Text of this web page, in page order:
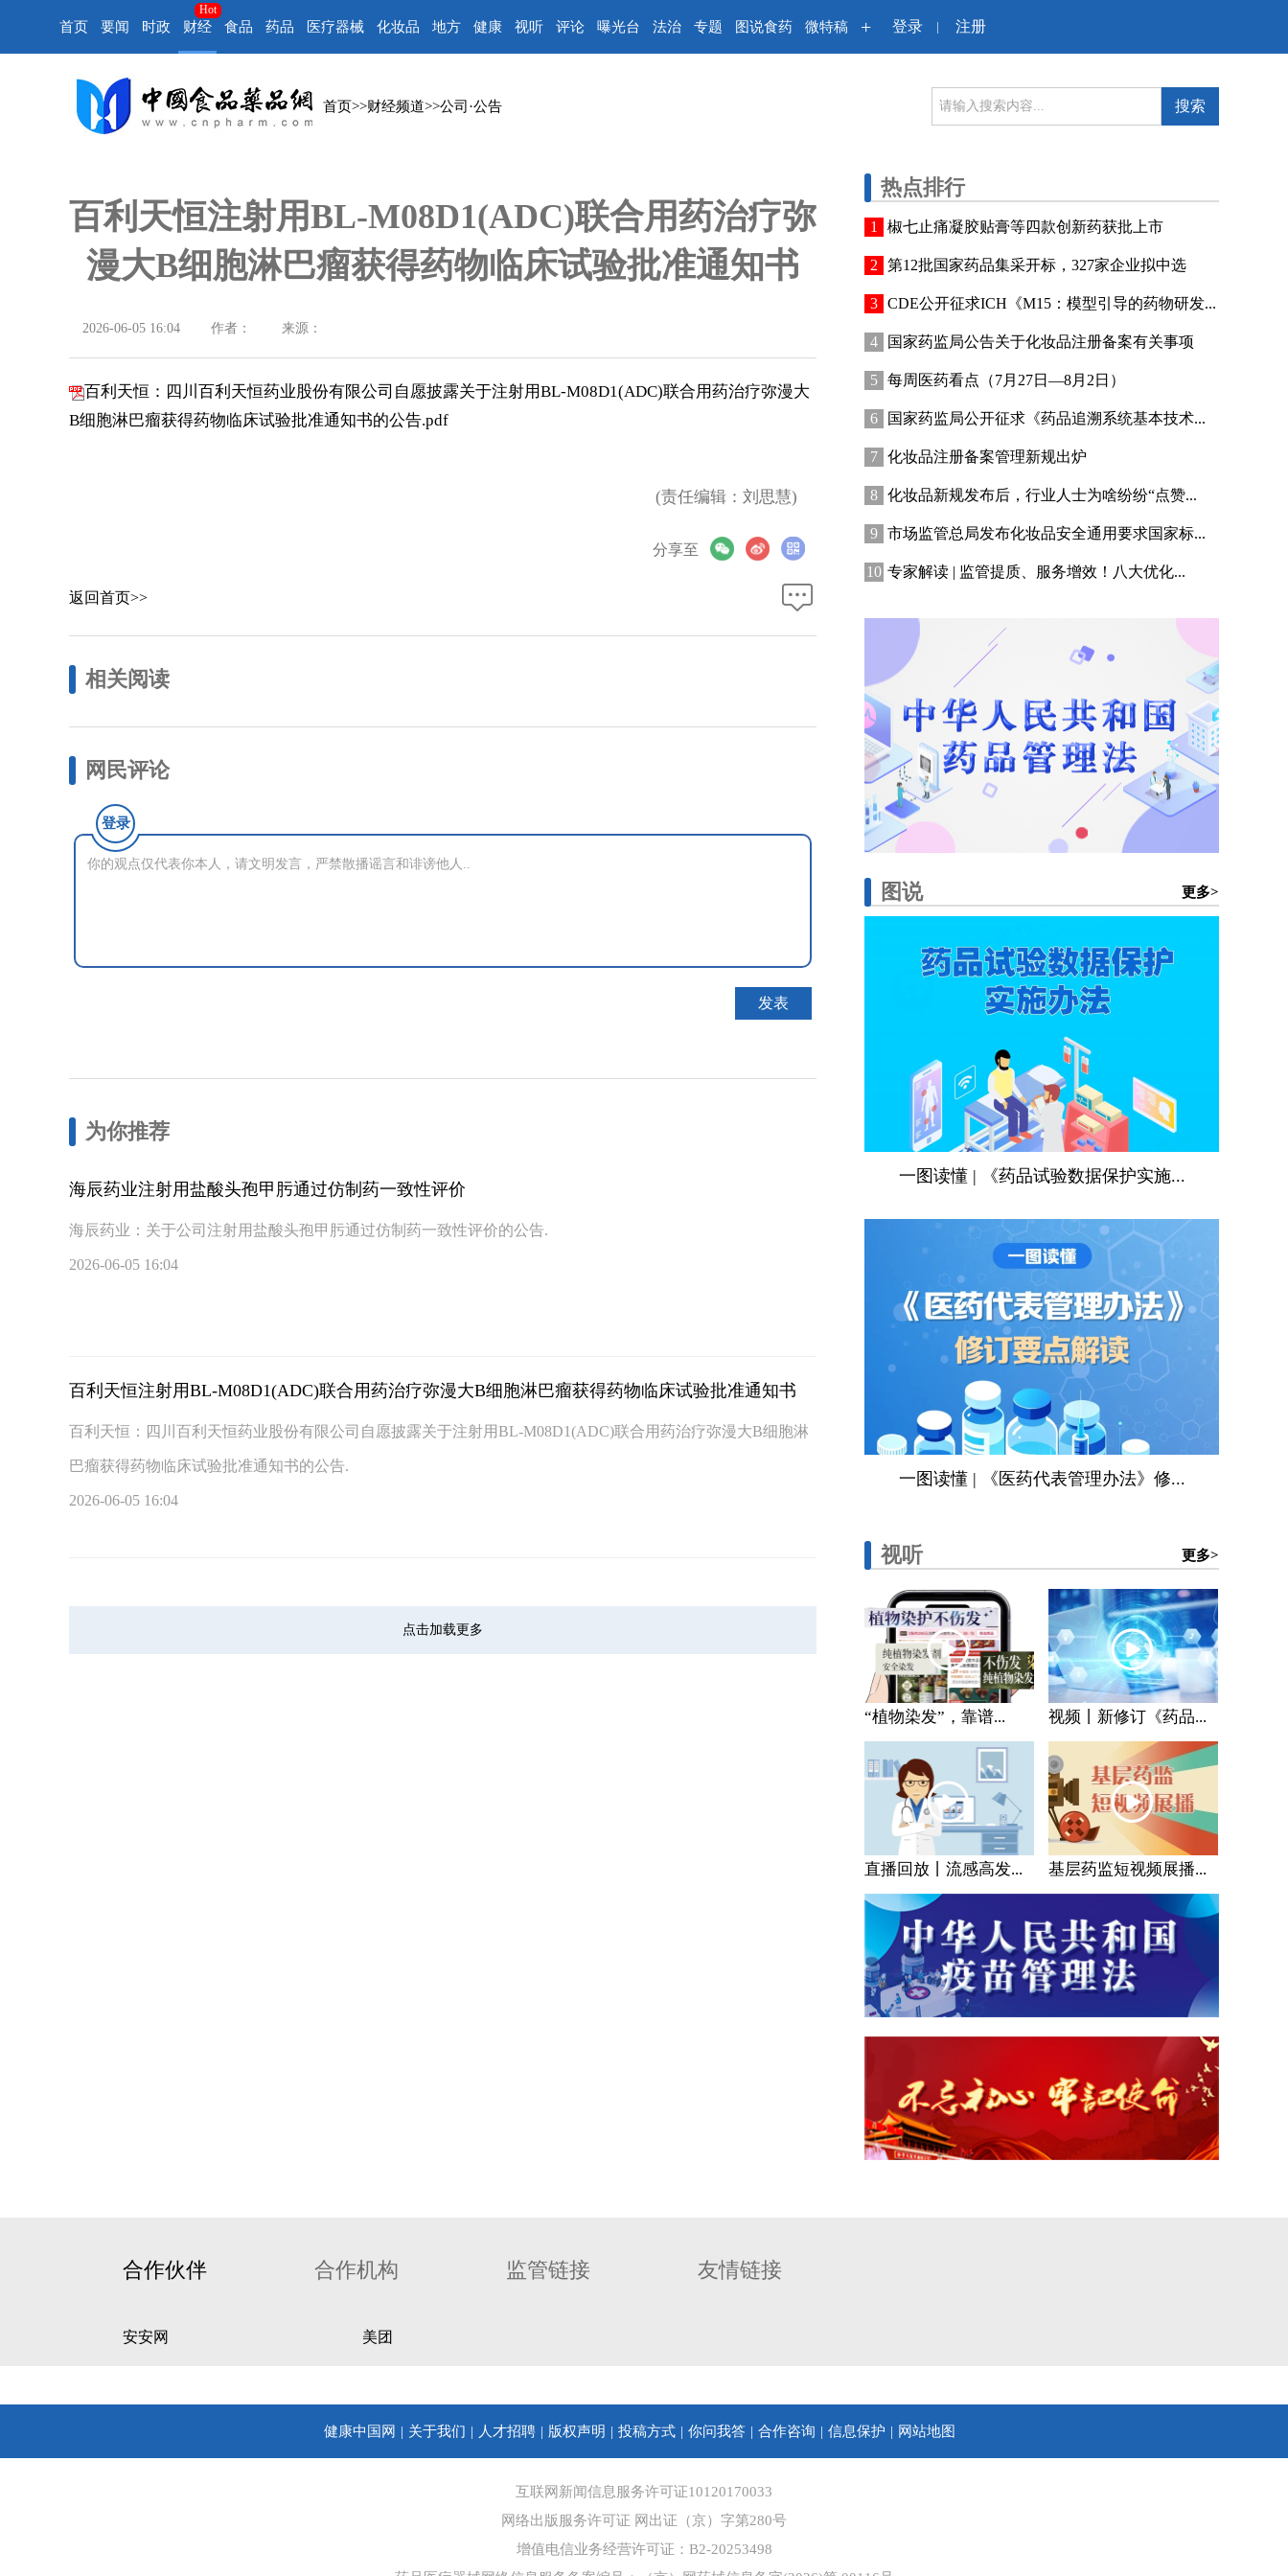
首页 要闻 时政 财经
Hot
食品 药品 医疗器械 化妆品 地方 健康 视听 评论 曝光台 法治 专题 图说食药 微特稿 + 登录 | 注册
首页>>财经频道>>公司·公告 搜索
百利天恒注射用BL-M08D1(ADC)联合用药治疗弥
漫大B细胞淋巴瘤获得药物临床试验批准通知书
2026-06-05 16:04 作者： 来源：
百利天恒：四川百利天恒药业股份有限公司自愿披露关于注射用BL-M08D1(ADC)联合用药治疗弥漫大
B细胞淋巴瘤获得药物临床试验批准通知书的公告.pdf
(责任编辑：刘思慧)
分享至
返回首页>>
相关阅读
网民评论
登录
为你推荐
海辰药业注射用盐酸头孢甲肟通过仿制药一致性评价
海辰药业：关于公司注射用盐酸头孢甲肟通过仿制药一致性评价的公告.
2026-06-05 16:04
百利天恒注射用BL-M08D1(ADC)联合用药治疗弥漫大B细胞淋巴瘤获得药物临床试验批准通知书
百利天恒：四川百利天恒药业股份有限公司自愿披露关于注射用BL-M08D1(ADC)联合用药治疗弥漫大B细胞淋
巴瘤获得药物临床试验批准通知书的公告.
2026-06-05 16:04
点击加载更多
热点排行
椒七止痛凝胶贴膏等四款创新药获批上市
第12批国家药品集采开标，327家企业拟中选
CDE公开征求ICH《M15：模型引导的药物研发...
国家药监局公告关于化妆品注册备案有关事项
每周医药看点（7月27日—8月2日）
国家药监局公开征求《药品追溯系统基本技术...
化妆品注册备案管理新规出炉
化妆品新规发布后，行业人士为啥纷纷“点赞...
市场监管总局发布化妆品安全通用要求国家标...
专家解读 | 监管提质、服务增效！八大优化...
图说 更多>
一图读懂 | 《药品试验数据保护实施...
一图读懂 | 《医药代表管理办法》修...
视听 更多>
“植物染发”，靠谱... 视频丨新修订《药品...
直播回放丨流感高发... 基层药监短视频展播...
合作伙伴 合作机构 监管链接 友情链接
安安网 美团
健康中国网 关于我们 人才招聘 版权声明 投稿方式 你问我答 合作咨询 信息保护 网站地图
互联网新闻信息服务许可证10120170033
网络出版服务许可证 网出证（京）字第280号
增值电信业务经营许可证：B2-20253498